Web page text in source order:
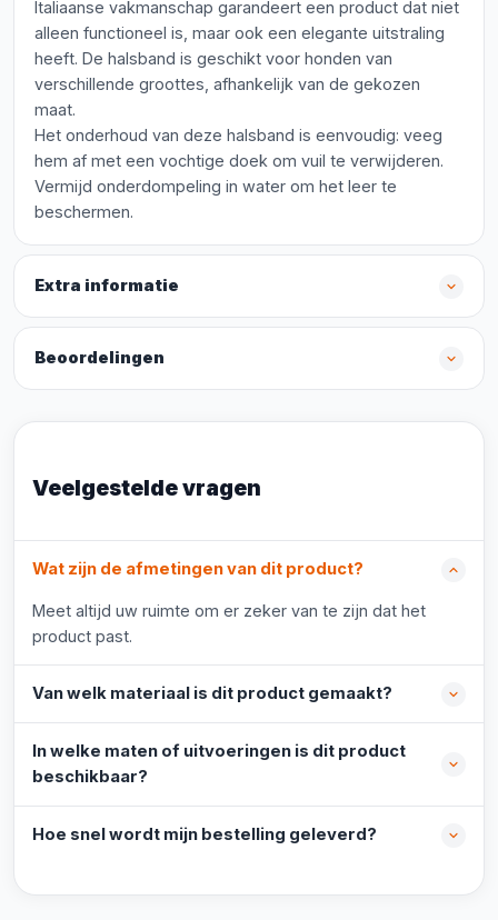
Italiaanse vakmanschap garandeert een product dat niet
alleen functioneel is, maar ook een elegante uitstraling
heeft. De halsband is geschikt voor honden van
verschillende groottes, afhankelijk van de gekozen
maat.
Het onderhoud van deze halsband is eenvoudig: veeg
hem af met een vochtige doek om vuil te verwijderen.
Vermijd onderdompeling in water om het leer te
beschermen.
Extra informatie
Beoordelingen
Veelgestelde vragen
Wat zijn de afmetingen van dit product?
Meet altijd uw ruimte om er zeker van te zijn dat het
product past.
Van welk materiaal is dit product gemaakt?
In welke maten of uitvoeringen is dit product
beschikbaar?
Hoe snel wordt mijn bestelling geleverd?